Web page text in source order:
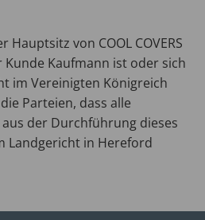
von COOL COVERS
Kaufmann ist oder sich
im Vereinigten Königreich
Parteien, dass alle
der Durchführung dieses
Landgericht in Hereford